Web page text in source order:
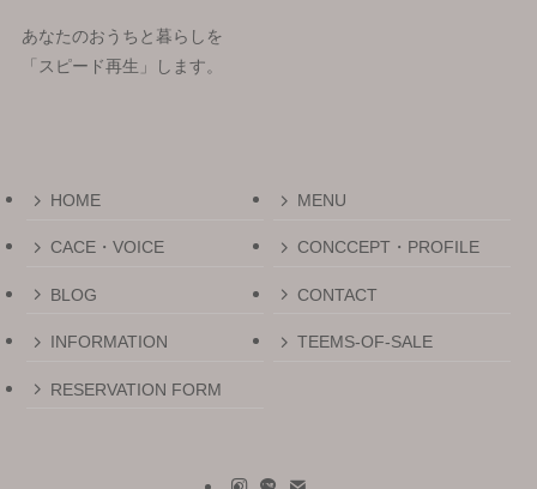
あなたのおうちと暮らしを
「スピード再生」します。
HOME MENU
CACE・VOICE CONCCEPT・PROFILE
BLOG CONTACT
INFORMATION TEEMS-OF-SALE
RESERVATION FORM